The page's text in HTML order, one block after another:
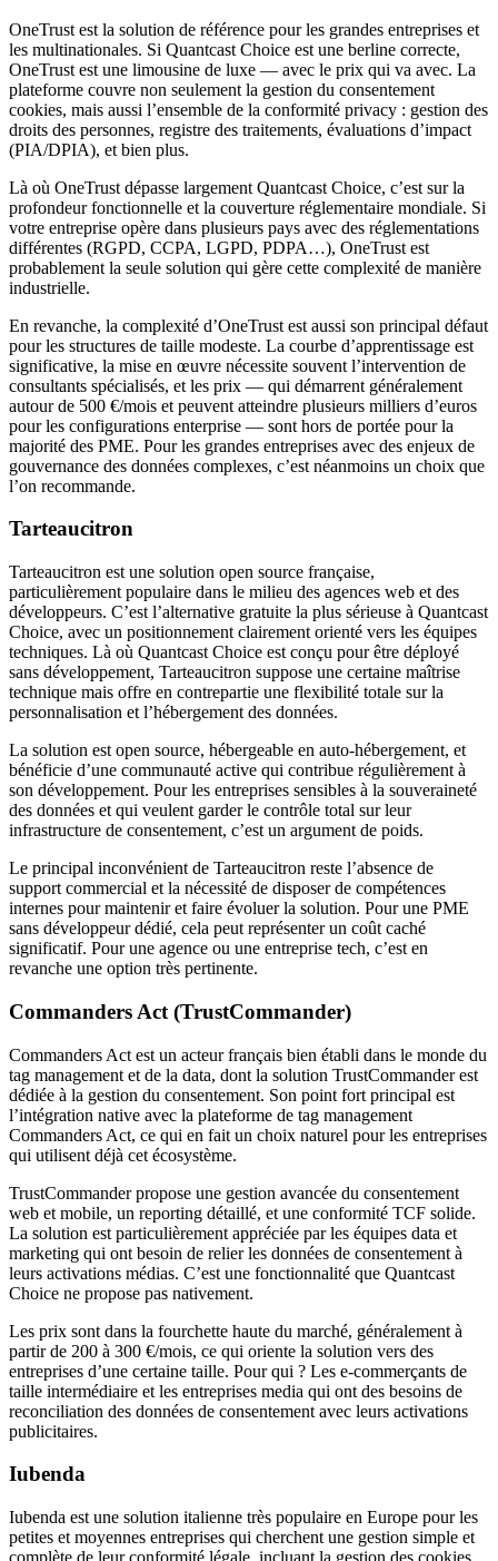
OneTrust est la solution de référence pour les grandes entreprises et
les multinationales. Si Quantcast Choice est une berline correcte,
OneTrust est une limousine de luxe — avec le prix qui va avec. La
plateforme couvre non seulement la gestion du consentement
cookies, mais aussi l’ensemble de la conformité privacy : gestion des
droits des personnes, registre des traitements, évaluations d’impact
(PIA/DPIA), et bien plus.
Là où OneTrust dépasse largement Quantcast Choice, c’est sur la
profondeur fonctionnelle et la couverture réglementaire mondiale. Si
votre entreprise opère dans plusieurs pays avec des réglementations
différentes (RGPD, CCPA, LGPD, PDPA…), OneTrust est
probablement la seule solution qui gère cette complexité de manière
industrielle.
En revanche, la complexité d’OneTrust est aussi son principal défaut
pour les structures de taille modeste. La courbe d’apprentissage est
significative, la mise en œuvre nécessite souvent l’intervention de
consultants spécialisés, et les prix — qui démarrent généralement
autour de 500 €/mois et peuvent atteindre plusieurs milliers d’euros
pour les configurations enterprise — sont hors de portée pour la
majorité des PME. Pour les grandes entreprises avec des enjeux de
gouvernance des données complexes, c’est néanmoins un choix que
l’on recommande.
Tarteaucitron
Tarteaucitron est une solution open source française,
particulièrement populaire dans le milieu des agences web et des
développeurs. C’est l’alternative gratuite la plus sérieuse à Quantcast
Choice, avec un positionnement clairement orienté vers les équipes
techniques. Là où Quantcast Choice est conçu pour être déployé
sans développement, Tarteaucitron suppose une certaine maîtrise
technique mais offre en contrepartie une flexibilité totale sur la
personnalisation et l’hébergement des données.
La solution est open source, hébergeable en auto-hébergement, et
bénéficie d’une communauté active qui contribue régulièrement à
son développement. Pour les entreprises sensibles à la souveraineté
des données et qui veulent garder le contrôle total sur leur
infrastructure de consentement, c’est un argument de poids.
Le principal inconvénient de Tarteaucitron reste l’absence de
support commercial et la nécessité de disposer de compétences
internes pour maintenir et faire évoluer la solution. Pour une PME
sans développeur dédié, cela peut représenter un coût caché
significatif. Pour une agence ou une entreprise tech, c’est en
revanche une option très pertinente.
Commanders Act (TrustCommander)
Commanders Act est un acteur français bien établi dans le monde du
tag management et de la data, dont la solution TrustCommander est
dédiée à la gestion du consentement. Son point fort principal est
l’intégration native avec la plateforme de tag management
Commanders Act, ce qui en fait un choix naturel pour les entreprises
qui utilisent déjà cet écosystème.
TrustCommander propose une gestion avancée du consentement
web et mobile, un reporting détaillé, et une conformité TCF solide.
La solution est particulièrement appréciée par les équipes data et
marketing qui ont besoin de relier les données de consentement à
leurs activations médias. C’est une fonctionnalité que Quantcast
Choice ne propose pas nativement.
Les prix sont dans la fourchette haute du marché, généralement à
partir de 200 à 300 €/mois, ce qui oriente la solution vers des
entreprises d’une certaine taille. Pour qui ? Les e-commerçants de
taille intermédiaire et les entreprises media qui ont des besoins de
reconciliation des données de consentement avec leurs activations
publicitaires.
Iubenda
Iubenda est une solution italienne très populaire en Europe pour les
petites et moyennes entreprises qui cherchent une gestion simple et
complète de leur conformité légale, incluant la gestion des cookies.